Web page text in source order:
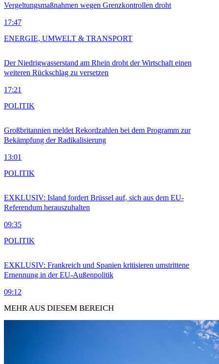
Vergeltungsmaßnahmen wegen Grenzkontrollen droht
17:47
Der Niedrigwasserstand am Rhein droht der Wirtschaft einen
weiteren Rückschlag zu versetzen
17:21
ENERGIE, UMWELT & TRANSPORT
Großbritannien meldet Rekordzahlen bei dem Programm zur
Bekämpfung der Radikalisierung
13:01
POLITIK
EXKLUSIV: Island fordert Brüssel auf, sich aus dem EU-
Referendum herauszuhalten
09:35
POLITIK
EXKLUSIV: Frankreich und Spanien kritisieren umstrittene
Ernennung in der EU-Außenpolitik
09:12
POLITIK
MEHR AUS DIESEM BEREICH